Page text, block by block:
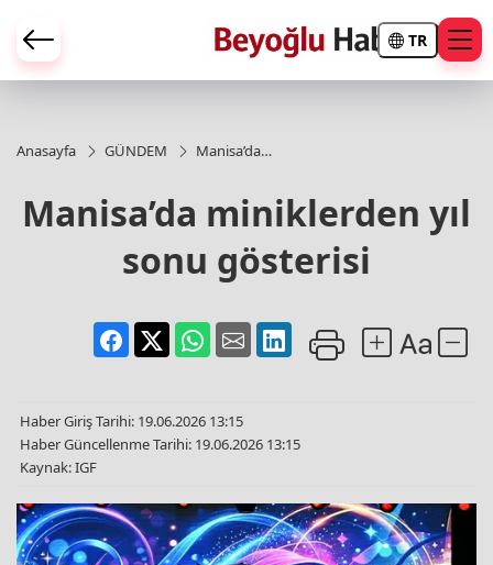
TR
Anasayfa GÜNDEM
Manisa’da
gösterisi
Manisa’da miniklerden yıl
sonu gösterisi
Haber Giriş Tarihi: 19.06.2026 13:15
Haber Güncellenme Tarihi: 19.06.2026 13:15
Kaynak: IGF